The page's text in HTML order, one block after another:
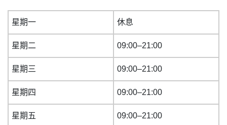
星期一 休息
星期二 09:00–21:00
星期三 09:00–21:00
星期四 09:00–21:00
星期五 09:00–21:00